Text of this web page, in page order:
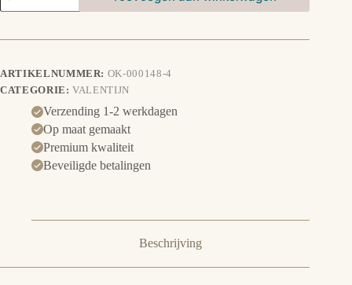
met
aantal
ARTIKELNUMMER: OK-000148-4
CATEGORIE:VALENTIJN
Verzending 1-2 werkdagen
Op maat gemaakt
Premium kwaliteit
Beveiligde betalingen
Beschrijving